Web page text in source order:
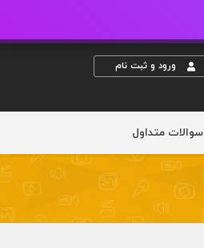
ورود و ثبت نام
سوالات متداول